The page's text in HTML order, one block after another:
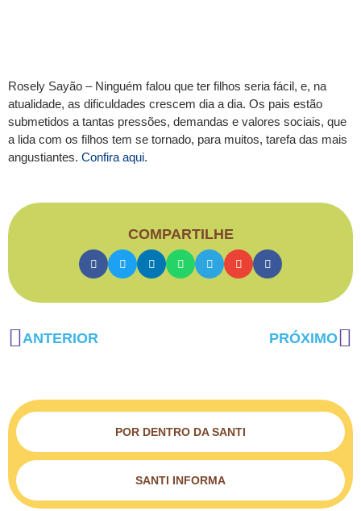
POR DENTRO DA SANTI
SANTI INFORMA
Rosely Sayão – Ninguém falou que ter filhos seria fácil, e, na
atualidade, as dificuldades crescem dia a dia. Os pais estão
submetidos a tantas pressões, demandas e valores sociais, que
a lida com os filhos tem se tornado, para muitos, tarefa das mais
angustiantes. Confira aqui.
COMPARTILHE
ANTERIOR PRÓXIMO